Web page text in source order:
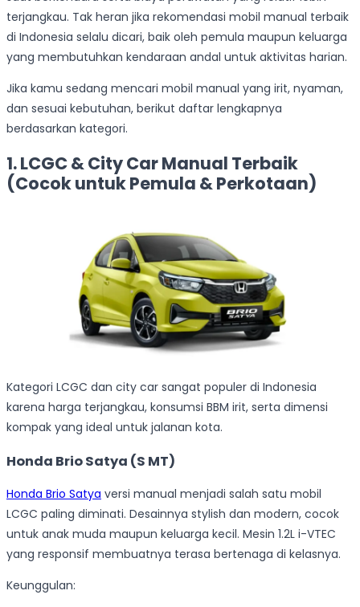
terjangkau. Tak heran jika rekomendasi mobil manual terbaik
di Indonesia selalu dicari, baik oleh pemula maupun keluarga
yang membutuhkan kendaraan andal untuk aktivitas harian.
Jika kamu sedang mencari mobil manual yang irit, nyaman,
dan sesuai kebutuhan, berikut daftar lengkapnya
berdasarkan kategori.
1. LCGC & City Car Manual Terbaik
(Cocok untuk Pemula & Perkotaan)
Kategori LCGC dan city car sangat populer di Indonesia
karena harga terjangkau, konsumsi BBM irit, serta dimensi
kompak yang ideal untuk jalanan kota.
Honda Brio Satya (S MT)
Honda Brio Satya versi manual menjadi salah satu mobil
LCGC paling diminati. Desainnya stylish dan modern, cocok
untuk anak muda maupun keluarga kecil. Mesin 1.2L i-VTEC
yang responsif membuatnya terasa bertenaga di kelasnya.
Keunggulan: